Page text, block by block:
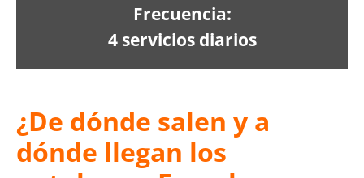
Frecuencia:
4 servicios diarios
¿De dónde salen y a
dónde llegan los